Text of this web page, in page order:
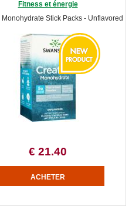
Fitness et énergie
Stick Packs - Unflavored
€ 21.40